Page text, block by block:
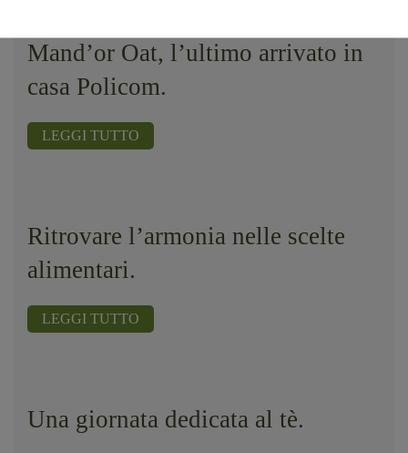
Mand’or Oat, l’ultimo arrivato in
casa Policom.
LEGGI TUTTO
Ritrovare l’armonia nelle scelte
alimentari.
LEGGI TUTTO
Una giornata dedicata al tè.